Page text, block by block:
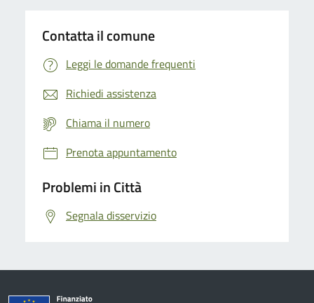
Contatta il comune
Leggi le domande frequenti
Richiedi assistenza
Chiama il numero
Prenota appuntamento
Problemi in Città
Segnala disservizio